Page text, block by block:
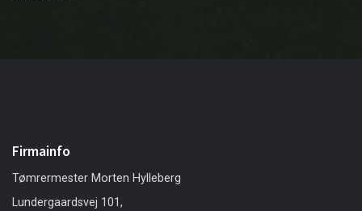
Firmainfo
Tømrermester Morten Hylleberg
Lundergaardsvej 101,